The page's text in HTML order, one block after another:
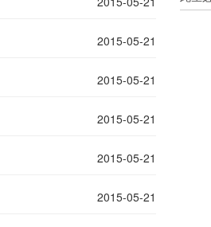
2015-05-21
2015-05-21
2015-05-21
2015-05-21
2015-05-21